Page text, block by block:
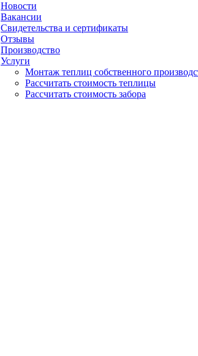
Новости
Вакансии
Свидетельства и сертификаты
Отзывы
Производство
Услуги
Монтаж теплиц собственного
Рассчитать стоимость теплицы
Рассчитать стоимость забора